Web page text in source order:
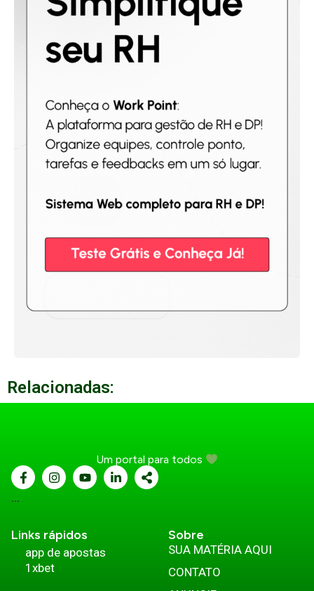
Relacionadas:
Um portal para todos
...
Links rápidos
app de apostas
1xbet
Sobre
SUA MATÉRIA AQUI
CONTATO